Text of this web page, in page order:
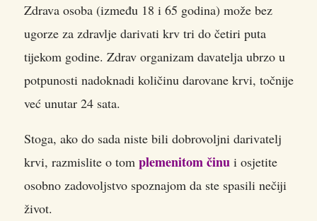
Zdrava osoba (između 18 i 65 godina) može bez
ugorze za zdravlje darivati krv tri do četiri puta
tijekom godine. Zdrav organizam davatelja ubrzo u
potpunosti nadoknadi količinu darovane krvi, točnije
već unutar 24 sata.
Stoga, ako do sada niste bili dobrovoljni darivatelj
krvi, razmislite o tom plemenitom činu i osjetite
osobno zadovoljstvo spoznajom da ste spasili nečiji
život.